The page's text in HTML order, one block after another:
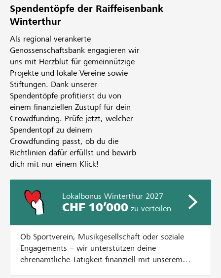
Spendentöpfe der Raiffeisenbank
Winterthur
Als regional verankerte
Genossenschaftsbank engagieren wir
uns mit Herzblut für gemeinnützige
Projekte und lokale Vereine sowie
Stiftungen. Dank unserer
Spendentöpfe profitierst du von
einem finanziellen Zustupf für dein
Crowdfunding. Prüfe jetzt, welcher
Spendentopf zu deinem
Crowdfunding passt, ob du die
Richtlinien dafür erfüllst und bewirb
dich mit nur einem Klick!
Lokalbonus Winterthur 2027
CHF 10’000zu verteilen
Ob Sportverein, Musikgesellschaft oder soziale
Engagements – wir unterstützen deine
ehrenamtliche Tätigkeit finanziell mit unserem